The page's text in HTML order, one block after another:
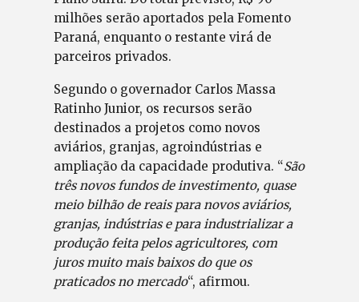
milhões serão aportados pela Fomento
Paraná, enquanto o restante virá de
parceiros privados.
Segundo o governador Carlos Massa
Ratinho Junior, os recursos serão
destinados a projetos como novos
aviários, granjas, agroindústrias e
ampliação da capacidade produtiva. “São
três novos fundos de investimento, quase
meio bilhão de reais para novos aviários,
granjas, indústrias e para industrializar a
produção feita pelos agricultores, com
juros muito mais baixos do que os
praticados no mercado“, afirmou.